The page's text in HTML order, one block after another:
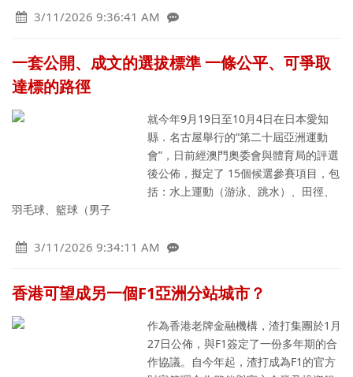
3/11/2026 9:36:41 AM
一套公開、成文的選拔標準 一條公平、可爭取
達標的路徑
就今年9月19日至10月4日在日本愛知
縣．名古屋舉行的“第二十屆亞洲運動
會”，日前經澳門奧委會與體育局的評選
後公佈，擬定了 15個候選參賽項目，包
括：水上運動（游泳、跳水）、田徑、
羽毛球、籃球（男子
3/11/2026 9:34:11 AM
香港可望成另一個F1亞洲分站城市？
作為香港老牌金融機構，渣打集團於1月
27日公佈，與F1簽定了一份多年期的合
作協議。自今年起，渣打成為F1的官方